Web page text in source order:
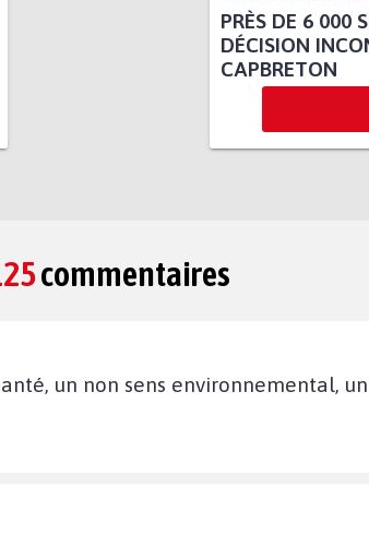
PRÈS DE 6 000
DÉCISION
CAPBRETON
commentaires
un non sens environnemental,